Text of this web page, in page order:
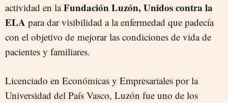
actividad en laFundación Luzón, Unidos contra la
ELA para dar visibilidad a la enfermedad que padecía
con el objetivo de mejorar las condiciones de vida de
pacientes y familiares.
Licenciado en Económicas y Empresariales por la
Universidad del País Vasco, Luzón fue uno de los